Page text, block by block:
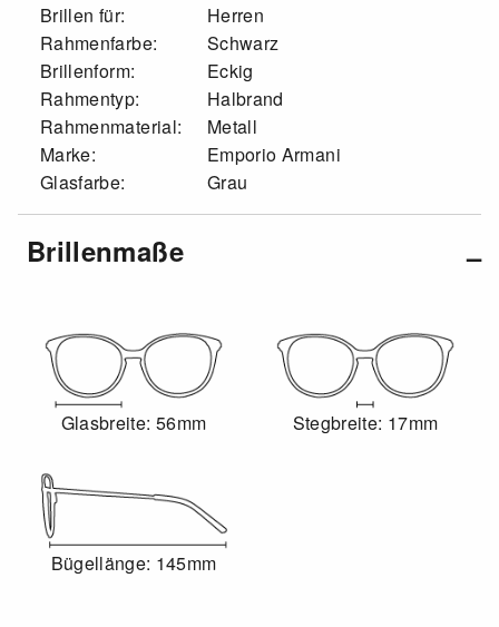
Brillen für:
Herren
Rahmenfarbe:
Schwarz
Brillenform:
Eckig
Rahmentyp:
Halbrand
Rahmenmaterial:
Metall
Marke:
Emporio Armani
Glasfarbe:
Grau
Brillenmaße
Glasbreite: 56mm Stegbreite: 17mm
Bügellänge: 145mm